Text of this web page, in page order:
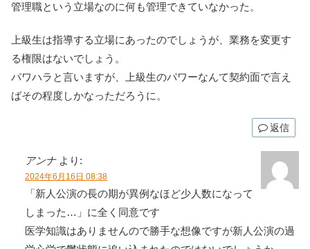
管理職という立場なのに何も管理できていなかった。
上級生は指導する立場にあったのでしょうが、業務を変更す
る権限はないでしょう。
パワハラと言いますが、上級生のパワーなんて契約面で言え
ばその程度しかなっただろうに。
返信
アンナ より:
2024年6月16日 08:38
「新人公演の長の期が異例なほど少人数になって
しまった…」に全く同意です
医学知識はありませんので勝手な想像ですが新人公演の過